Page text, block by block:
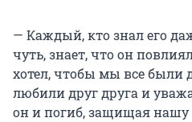
— Каждый, кто знал его
чуть, знает, что он
хотел, чтобы мы все
любили друг друга и
он и погиб, защищая нашу